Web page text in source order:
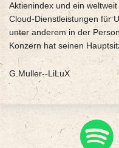
Aktienindex und ein
Cloud-Dienstleistungen für
unter anderem in der
Konzern hat seinen
G.Muller--LiLuX